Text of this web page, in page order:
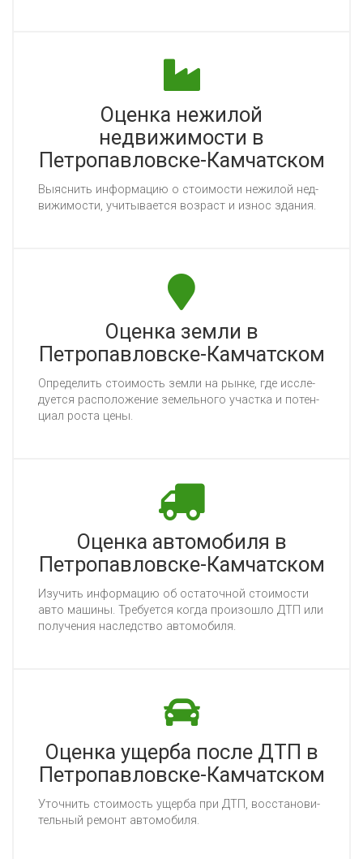
Оценка нежилой
недвижимости в
Петропавловске-Камчатском
Вы­яс­нить ин­фор­ма­цию о сто­имос­ти не­жи­лой нед­
ви­жи­мос­ти, учи­ты­ва­ет­ся воз­раст и из­нос зда­ния.
Оценка земли в
Петропавловске-Камчатском
Оп­ре­де­лить сто­имость зем­ли на рын­ке, где ис­сле­
ду­ет­ся рас­по­ло­же­ние зе­мель­но­го учас­тка и по­тен­
ци­ал рос­та це­ны.
Оценка автомобиля в
Петропавловске-Камчатском
Изу­чить ин­фор­ма­цию об ос­та­точ­ной сто­имос­ти
ав­то ма­ши­ны. Тре­бу­ет­ся ког­да про­изош­ло ДТП или
по­лу­че­ния нас­ледс­тво ав­то­мо­би­ля.
Оценка ущерба после ДТП в
Петропавловске-Камчатском
Уточ­нить сто­имость ущер­ба при ДТП, вос­ста­но­ви­
тель­ный ре­монт ав­то­мо­би­ля.